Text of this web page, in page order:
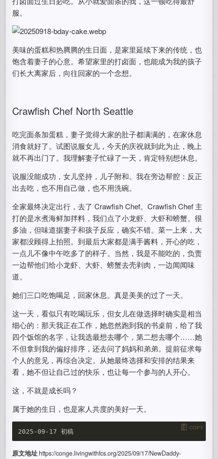
服。
美味的蛋糕和热腾腾的生日面，是家里延续下来的传统，也
饱含着妻子的心意。希望家里的打卤面，也能成为我的孩子
们长大离家后，向往回家的一个念想。
Crawfish Chef North Seattle
吃完面条加蛋糕，妻子觉得大家的肚子都满满的，在家休息
消食就好了。试图说服女儿，今天的庆祝就到此为止，晚上
就不再出门了。我理解妻子忙碌了一天，肯定特别想休息。
说服没能成功，女儿坚持，儿子附和。我在旁边帮腔：反正
出去吃，也不用自己做，也不用洗碗。
全家最终决定出行，去了 Crawfish Chef。Crawfish Chef 主
打的是水煮海鲜加拌料，我们点了小龙虾、大虾和螃蟹。很
多油，但味道据妻子和孩子反应，确实不错。菜一上来，大
家都没顾得上拍照。到最后大家都是满手酱料，开心的吃，
一点儿不像中午吃多了的样子。当然，我是不能吃的，负责
一边帮他们给小龙虾、大虾、螃蟹去壳剥肉，一边闻闻味
道。
她们三口吃饱喝足，回家休息。真是美美的过了一天。
这一天，看似只有吃喝玩乐，但女儿在做选择时确实是相当
细心的：那天我正在工作，她忽然跑到我的书桌前，给了我
四个饭馆的名字，让我选最想去哪个，第二想去哪个……她
不但拿到我的偏好排序，还去问了妈妈和弟弟。提前征求每
个人的意见，再综合决定。从她最终选择和安排的结果来
看，她不但让自己过的快乐，也让每一个参与的人开心。
这，不就是成长吗？
属于她的生日，也是家人共度的美好一天。
COPY
原文地址https://conge.livingwithfcs.org/2025/09/17/NewDaddy-